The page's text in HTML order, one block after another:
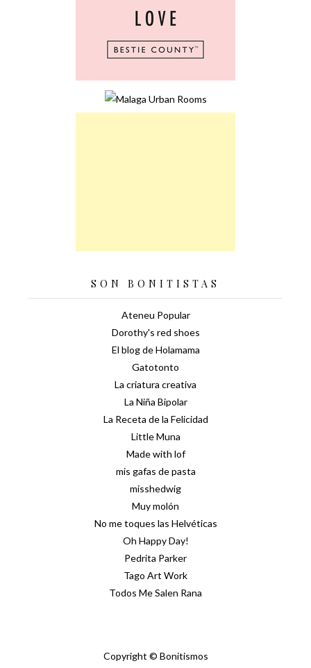
SON BONITISTAS
Ateneu Popular
Dorothy's red shoes
El blog de Holamama
Gatotonto
La criatura creativa
La Niña Bipolar
La Receta de la Felicidad
Little Muna
Made with lof
mis gafas de pasta
misshedwig
Muy molón
No me toques las Helvéticas
Oh Happy Day!
Pedrita Parker
Tago Art Work
Todos Me Salen Rana
Copyright © Bonitismos